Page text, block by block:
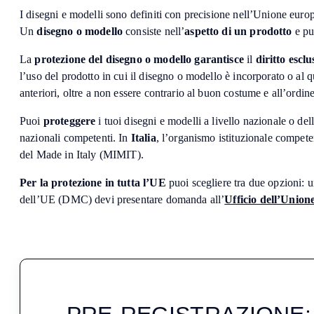
I disegni e modelli sono definiti con precisione nell’Unione
Undisegno o modello consiste nell’aspetto di un prodotto e
Laprotezione del disegno o modello garantisceil diritto
l’uso del prodotto in cui il disegno o modello è incorporato o al
anteriori, oltre a non essere contrario al buon costume e
Puoi proteggere i tuoi disegni e modelli a livello nazionale o
nazionali competenti. In Italia, l’organismo istituzionale
del Made in Italy (MIMIT).
Per la protezione in tutta l’UE puoi scegliere tra due opzioni:
dell’UE (DMC) devi presentare domanda all’Ufficio